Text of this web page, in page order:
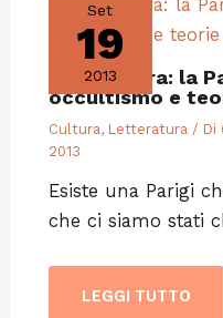
Set
19
2013
Letteratura: la
occultismo e
Cultura, Letteratura / Di
2013
Esiste una Parigi
che ci siamo stati
LEGGI TUTTO